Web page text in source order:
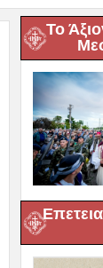
Το